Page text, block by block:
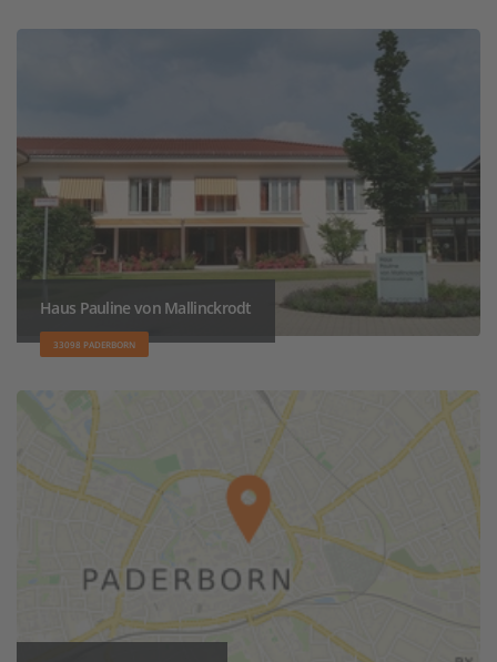
Haus Pauline von Mallinckrodt
33098 PADERBORN